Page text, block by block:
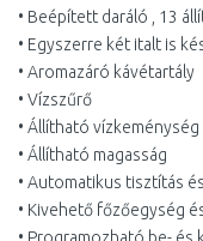
• Beépített daráló , 13
• Egyszerre két italt is
• Aromazáró kávétartály
• Vízszűrő
• Állítható vízkeménység
• Állítható magasság
• Automatikus tisztítás
• Kivehető főzőegység